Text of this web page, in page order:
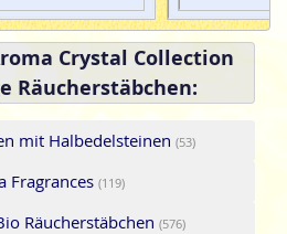
Crystal Collection
Räucherstäbchen:
mit Halbedelsteinen (53)
Fragrances (119)
Räucherstäbchen (576)